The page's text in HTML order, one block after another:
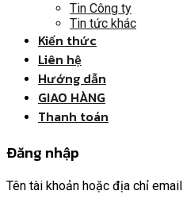
Tin Công ty
Tin tức khác
Kiến thức
Liên hệ
Hướng dẫn
GIAO HÀNG
Thanh toán
Đăng nhập
Tên tài khoản hoặc địa chỉ email